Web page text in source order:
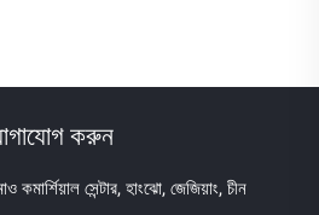
করুন
কমার্শিয়াল সেন্টার, হাংঝো, জেজিয়াং, চীন